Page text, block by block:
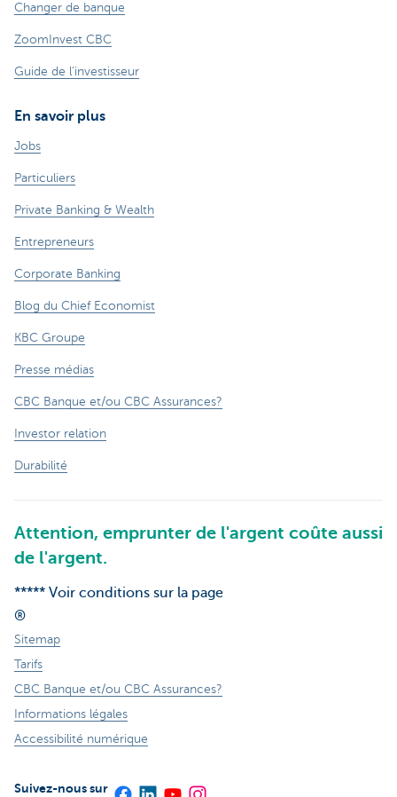
Changer de banque
ZoomInvest CBC
Guide de l'investisseur
En savoir plus
Jobs
Particuliers
Private Banking & Wealth
Entrepreneurs
Corporate Banking
Blog du Chief Economist
KBC Groupe
Presse médias
CBC Banque et/ou CBC Assurances?
Investor relation
Durabilité
Attention, emprunter de l'argent coûte aussi
de l'argent.
***** Voir conditions sur la page
®
Sitemap
Tarifs
CBC Banque et/ou CBC Assurances?
Informations légales
Accessibilité numérique
Suivez-nous sur